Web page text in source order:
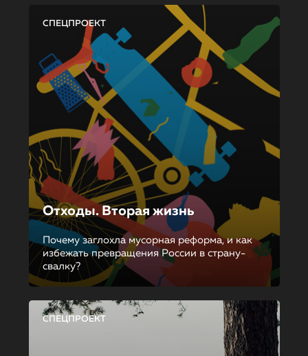
СПЕЦПРОЕКТ
Отходы. Вторая жизнь
Почему заглохла мусорная реформа, и как
избежать превращения России в страну-
свалку?
СПЕЦПРОЕКТ